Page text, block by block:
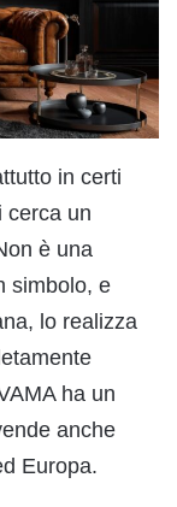
in certi
cerca un
è una
simbolo, e
lo realizza
ha un
anche
Europa.